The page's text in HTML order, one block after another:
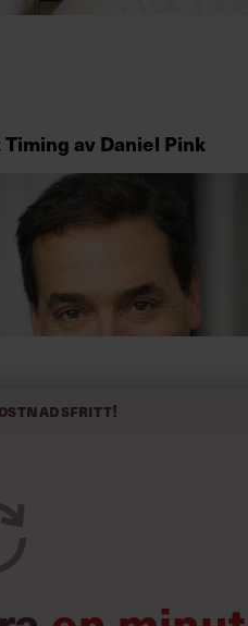
av Daniel Pink
mest inflytelserika